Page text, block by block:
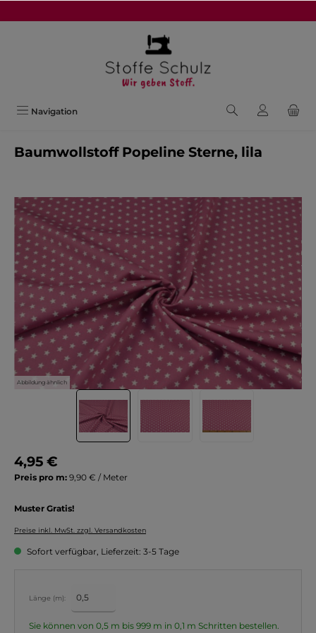
Navigation
Baumwollstoff Popeline Sterne, lila
Bildergalerie überspringen
Abbildung ähnlich
4,95 €
Preis pro m: 9,90 € / Meter
Muster Gratis!
Preise inkl. MwSt. zzgl. Versandkosten
Sofort verfügbar, Lieferzeit: 3-5 Tage
Länge (m):
Sie können von 0,5 m bis 999 m in 0,1 m Schritten bestellen.